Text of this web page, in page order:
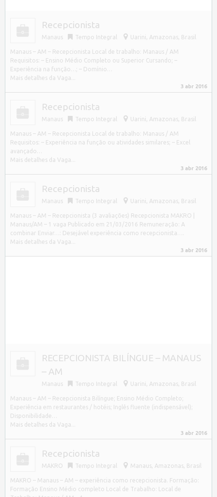
Recepcionista
Manaus Tempo Integral Uarini, Amazonas, Brasil
Manaus – AM – Recepcionista Local de trabalho: Manaus / AM
Requisitos: – Ensino Médio Completo ou Superior Cursando; –
Experiência na função…; – Domínio…
Mais detalhes da Vaga...
3 abr 2016
Recepcionista
Manaus Tempo Integral Uarini, Amazonas, Brasil
Manaus – AM – Recepcionista Local de trabalho: Manaus / AM
Requisitos: – Experiência na função ou atividades similares; – Excel
avançado…
Mais detalhes da Vaga...
3 abr 2016
Recepcionista
Manaus Tempo Integral Uarini, Amazonas, Brasil
Manaus – AM – Recepcionista (3 avaliações) Recepcionista MAKRO |
Manaus/AM – 1 vaga Publicado em 21/03/2016 Remuneração: A
combinar Enviar…: Desejável experiência como recepcionista….
Mais detalhes da Vaga...
3 abr 2016
RECEPCIONISTA BILÍNGUE – MANAUS
– AM
Manaus Tempo Integral Uarini, Amazonas, Brasil
Manaus – AM – Recepcionista Bilíngue; Ensino Médio Completo;
Experiência em restaurantes / hotéis; Inglês fluente (indispensável);
Disponibilidade…
Mais detalhes da Vaga...
3 abr 2016
Recepcionista
MAKRO Tempo Integral Manaus, Amazonas, Brasil
MAKRO – Manaus – AM – experiência como recepcionista. Formação:
Formação Ensino Médio completo Local de Trabalho: Local de